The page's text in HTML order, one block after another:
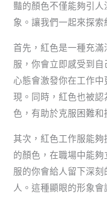
豔的顏色不僅能夠引
象。讓我們一起來探索
首先，紅色是一種充
服，你會立即感受到
心態會激發你在工作
現。同時，紅色也被
色，有助於克服困難和
其次，紅色工作服能
的顏色，在職場中能
服的你會給人留下深
人。這種顯眼的形象